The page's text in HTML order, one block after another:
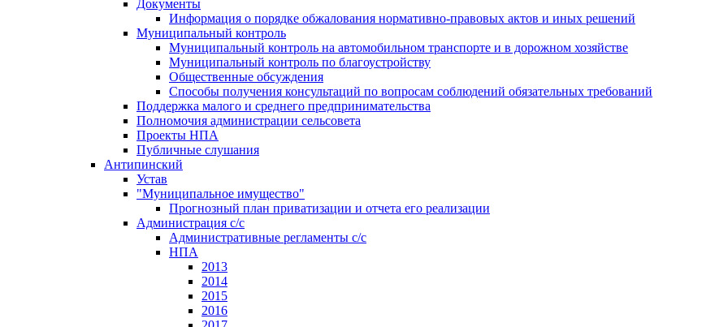
Документы
Информация о порядке обжалования нормативно-правовых актов и иных решений
Муниципальный контроль
Муниципальный контроль на автомобильном транспорте и в дорожном хозяйстве
Муниципальный контроль по благоустройству
Общественные обсуждения
Способы получения консультаций по вопросам соблюдений обязательных требований
Поддержка малого и среднего предпринимательства
Полномочия администрации сельсовета
Проекты НПА
Публичные слушания
Антипинский
Устав
"Муниципальное имущество"
Прогнозный план приватизации и отчета его реализации
Администрация с/с
Административные регламенты с/с
НПА
2013
2014
2015
2016